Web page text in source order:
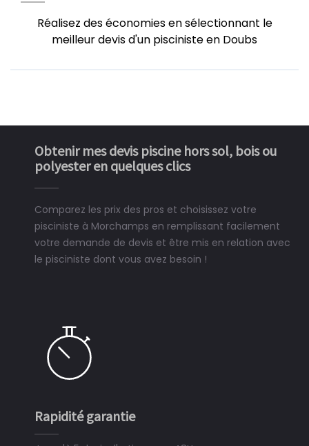
Réalisez des économies en sélectionnant le
meilleur devis d'un pisciniste en Doubs
Obtenir mes devis piscine hors sol, bois ou
polyester en quelques clics
Comparez les prix des pros et choisissez votre
pisciniste à Morchamps en remplissant facilement
votre demande de devis et être mis en relation avec
le pisciniste dont vous avez besoin !
Rapidité garantie